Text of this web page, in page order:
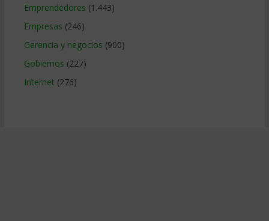
Emprendedores (1.443)
Empresas (246)
Gerencia y negocios (900)
Gobiernos (227)
Internet (276)